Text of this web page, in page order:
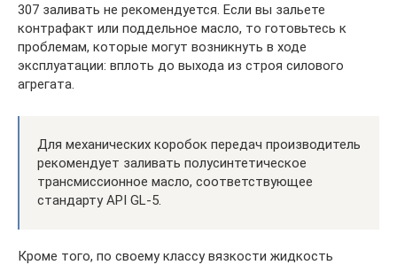
307 заливать не рекомендуется. Если вы зальете
контрафакт или поддельное масло, то готовьтесь к
проблемам, которые могут возникнуть в ходе
эксплуатации: вплоть до выхода из строя силового
агрегата.
Для механических коробок передач производитель
рекомендует заливать полусинтетическое
трансмиссионное масло, соответствующее
стандарту API GL-5.
Кроме того, по своему классу вязкости жидкость